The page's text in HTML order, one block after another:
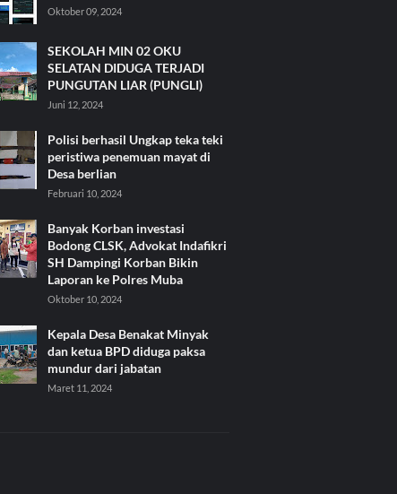
Oktober 09, 2024
SEKOLAH MIN 02 OKU
SELATAN DIDUGA TERJADI
PUNGUTAN LIAR (PUNGLI)
Juni 12, 2024
Polisi berhasil Ungkap teka teki
peristiwa penemuan mayat di
Desa berlian
Februari 10, 2024
Banyak Korban investasi
Bodong CLSK, Advokat Indafikri
SH Dampingi Korban Bikin
Laporan ke Polres Muba
Oktober 10, 2024
Kepala Desa Benakat Minyak
dan ketua BPD diduga paksa
mundur dari jabatan
Maret 11, 2024